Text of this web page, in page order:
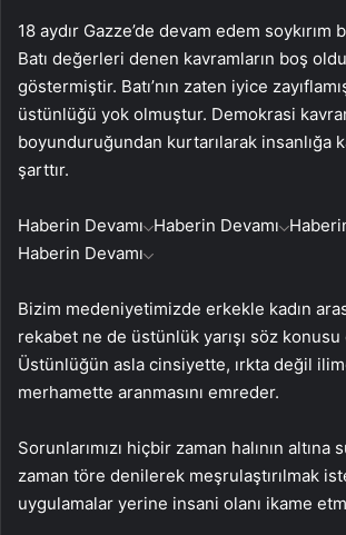
18 aydır Gazze’de devam edem soykırım
Batı değerleri denen kavramların boş
göstermiştir. Batı’nın zaten iyice
üstünlüğü yok olmuştur. Demokrasi
boyunduruğundan kurtarılarak insanlığa
şarttır.
Haberin Devamı Haberin Devamı
Haberin Devamı
Bizim medeniyetimizde erkekle kadın
rekabet ne de üstünlük yarışı söz
Üstünlüğün asla cinsiyette, ırkta değil
merhamette aranmasını emreder.
Sorunlarımızı hiçbir zaman halının
zaman töre denilerek meşrulaştırılmak
uygulamalar yerine insani olanı ikame